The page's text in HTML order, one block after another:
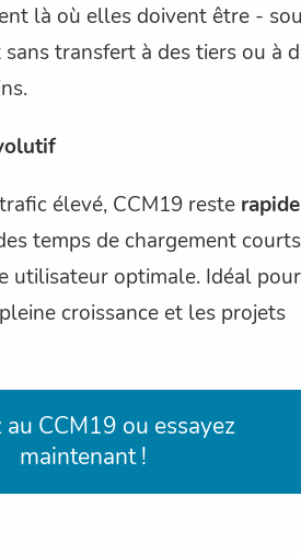
là où elles doivent être -
transfert à des tiers ou à
élevé, CCM19 reste rapide
temps de chargement courts
utilisateur optimale. Idéal pour
croissance et les projets
au CCM19 ou essayez
maintenant !